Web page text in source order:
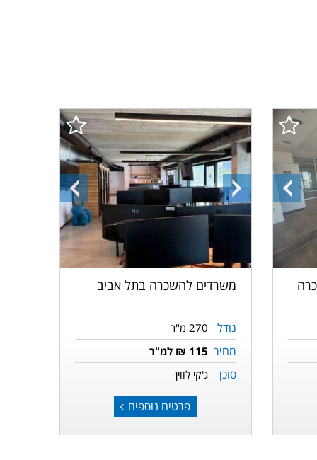
התמונה
הקודמת
התמונה
הקודמת
התמונה
הבאה
משרדים להשכרה בתל אביב
גודל 270 מ"ר
מחיר 115 ₪ למ"ר
סוכן ג'קי לווין
פרטים נוספים